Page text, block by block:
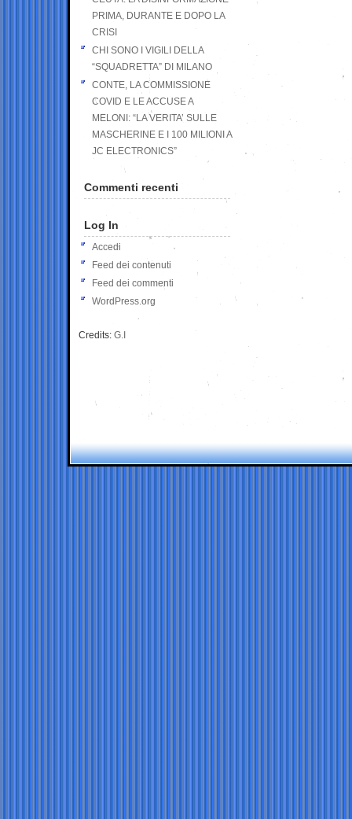
PRIMA, DURANTE E DOPO LA
CRISI
CHI SONO I VIGILI DELLA
“SQUADRETTA” DI MILANO
CONTE, LA COMMISSIONE
COVID E LE ACCUSE A
MELONI: “LA VERITA’ SULLE
MASCHERINE E I 100 MILIONI A
JC ELECTRONICS”
Commenti recenti
Log In
Accedi
Feed dei contenuti
Feed dei commenti
WordPress.org
Credits: G.I